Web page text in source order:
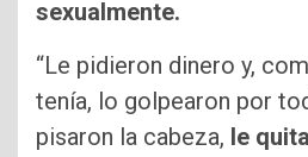
sexualmente.
“Le pidieron dinero y,
tenía, lo golpearon por
pisaron la cabeza, le